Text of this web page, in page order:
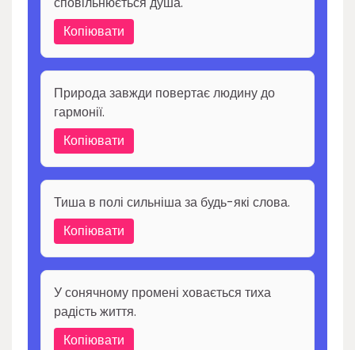
Копіювати
Природа завжди повертає людину до
гармонії.
Копіювати
Тиша в полі сильніша за будь-які слова.
Копіювати
У сонячному промені ховається тиха
радість життя.
Копіювати